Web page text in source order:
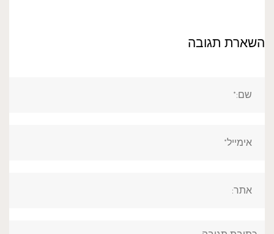
השארת תגובה